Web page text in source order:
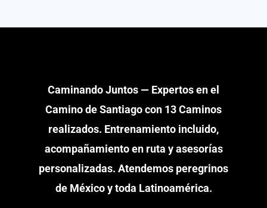
Caminando Juntos — Expertos en el
Camino de Santiago con 13 Caminos
realizados. Entrenamiento incluido,
acompañamiento en ruta y asesorías
personalizadas. Atendemos peregrinos
de México y toda Latinoamérica.